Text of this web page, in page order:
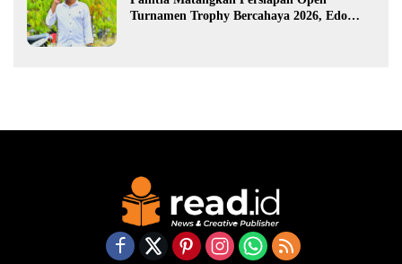
Turnamen Trophy Bercahaya 2026, Edo